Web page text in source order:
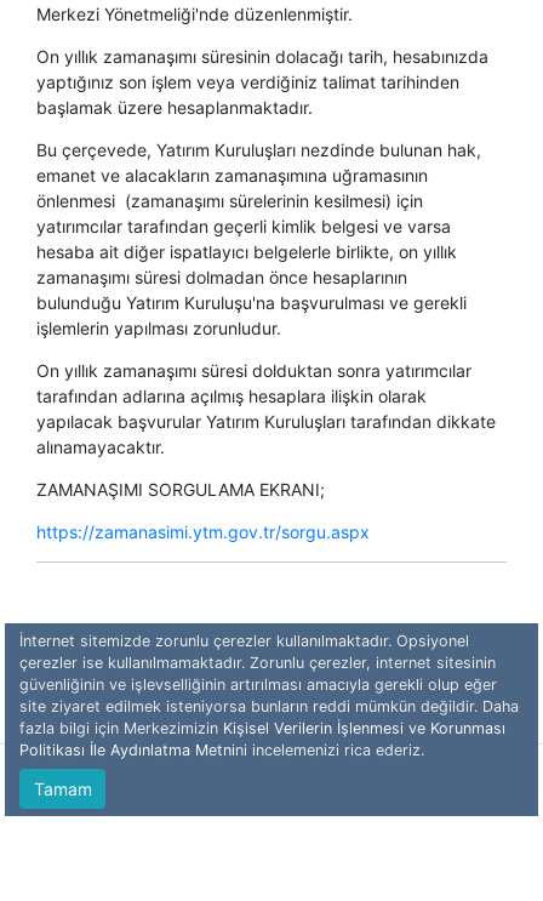
Merkezi Yönetmeliği'nde düzenlenmiştir.
On yıllık zamanaşımı süresinin dolacağı tarih, hesabınızda
yaptığınız son işlem veya verdiğiniz talimat tarihinden
başlamak üzere hesaplanmaktadır.
Bu çerçevede, Yatırım Kuruluşları nezdinde bulunan hak,
emanet ve alacakların zamanaşımına uğramasının
önlenmesi (zamanaşımı sürelerinin kesilmesi) için
yatırımcılar tarafından geçerli kimlik belgesi ve varsa
hesaba ait diğer ispatlayıcı belgelerle birlikte, on yıllık
zamanaşımı süresi dolmadan önce hesaplarının
bulunduğu Yatırım Kuruluşu'na başvurulması ve gerekli
işlemlerin yapılması zorunludur.
On yıllık zamanaşımı süresi dolduktan sonra yatırımcılar
tarafından adlarına açılmış hesaplara ilişkin olarak
yapılacak başvurular Yatırım Kuruluşları tarafından dikkate
alınamayacaktır.
ZAMANAŞIMI SORGULAMA EKRANI;
https://zamanasimi.ytm.gov.tr/sorgu.aspx
© 2026 - Yatırımcı Tazmin Merkezi (YTM)
İnternet sitemizde zorunlu çerezler kullanılmaktadır. Opsiyonel
çerezler ise kullanılmamaktadır. Zorunlu çerezler, internet sitesinin
güvenliğinin ve işlevselliğinin artırılması amacıyla gerekli olup eğer
site ziyaret edilmek isteniyorsa bunların reddi mümkün değildir. Daha
fazla bilgi için Merkezimizin Kişisel Verilerin İşlenmesi ve Korunması
Politikası İle Aydınlatma Metnini incelemenizi rica ederiz.
Tamam